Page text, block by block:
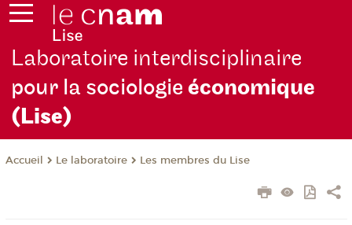
Laboratoire interdisciplinaire
pour la sociologieéconomique
(Lise)
Accueil Le laboratoire Les membres du Lise